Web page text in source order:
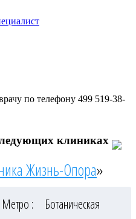
по телефону 499 519-38-
клиниках
Жизнь-Опора»
Метро : Ботаническая